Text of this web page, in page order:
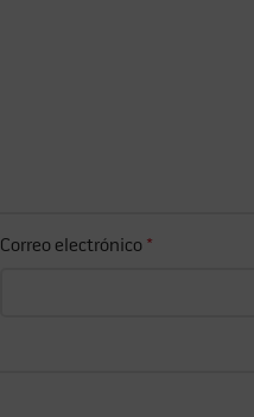
Correo electrónico *